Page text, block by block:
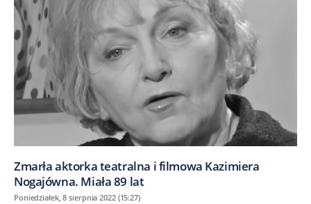
​Zmarła aktorka teatralna i filmowa Kazimiera
Nogajówna. Miała 89 lat
Poniedziałek, 8 sierpnia 2022 (15:27)